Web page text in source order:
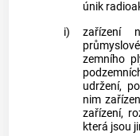
únik
i)
zařízení
zemního
udržení,
nim
zařízení,
která jsou